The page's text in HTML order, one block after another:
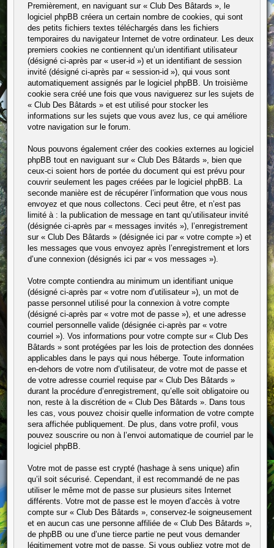
Premièrement, en naviguant sur « Club Des Bâtards », le
logiciel phpBB créera un certain nombre de cookies, qui sont
des petits fichiers textes téléchargés dans les fichiers
temporaires du navigateur Internet de votre ordinateur. Les deux
premiers cookies ne contiennent qu’un identifiant utilisateur
(désigné ci-après par « user-id ») et un identifiant de session
invité (désigné ci-après par « session-id »), qui vous sont
automatiquement assignés par le logiciel phpBB. Un troisième
cookie sera créé une fois que vous naviguerez sur les sujets de
« Club Des Bâtards » et est utilisé pour stocker les
informations sur les sujets que vous avez lus, ce qui améliore
votre navigation sur le forum.
Nous pouvons également créer des cookies externes au logiciel
phpBB tout en naviguant sur « Club Des Bâtards », bien que
ceux-ci soient hors de portée du document qui est prévu pour
couvrir seulement les pages créées par le logiciel phpBB. La
seconde manière est de récupérer l’information que vous nous
envoyez et que nous collectons. Ceci peut être, et n’est pas
limité à : la publication de message en tant qu’utilisateur invité
(désignée ci-après par « messages invités »), l’enregistrement
sur « Club Des Bâtards » (désignée ici par « votre compte ») et
les messages que vous envoyez après l’enregistrement et lors
d’une connexion (désignés ici par « vos messages »).
Votre compte contiendra au minimum un identifiant unique
(désigné ci-après par « votre nom d’utilisateur »), un mot de
passe personnel utilisé pour la connexion à votre compte
(désigné ci-après par « votre mot de passe »), et une adresse
courriel personnelle valide (désignée ci-après par « votre
courriel »). Vos informations pour votre compte sur « Club Des
Bâtards » sont protégées par les lois de protection des données
applicables dans le pays qui nous héberge. Toute information
en-dehors de votre nom d’utilisateur, de votre mot de passe et
de votre adresse courriel requise par « Club Des Bâtards »
durant la procédure d’enregistrement, qu’elle soit obligatoire ou
non, reste à la discrétion de « Club Des Bâtards ». Dans tous
les cas, vous pouvez choisir quelle information de votre compte
sera affichée publiquement. De plus, dans votre profil, vous
pouvez souscrire ou non à l’envoi automatique de courriel par le
logiciel phpBB.
Votre mot de passe est crypté (hashage à sens unique) afin
qu’il soit sécurisé. Cependant, il est recommandé de ne pas
utiliser le même mot de passe sur plusieurs sites Internet
différents. Votre mot de passe est le moyen d’accès à votre
compte sur « Club Des Bâtards », conservez-le soigneusement
et en aucun cas une personne affiliée de « Club Des Bâtards »,
de phpBB ou une d’une tierce partie ne peut vous demander
légitimement votre mot de passe. Si vous oubliez votre mot de